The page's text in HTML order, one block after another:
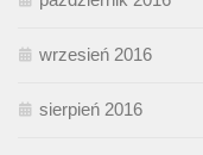
wrzesień 2016
sierpień 2016